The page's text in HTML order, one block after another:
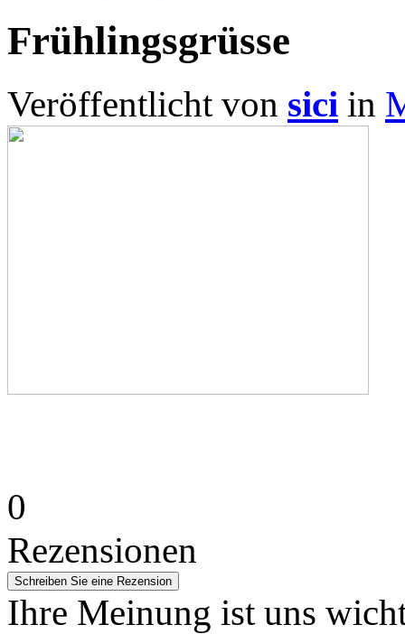
Frühlingsgrüsse
Veröffentlicht von sici in
0
Rezensionen
Ihre Meinung ist uns